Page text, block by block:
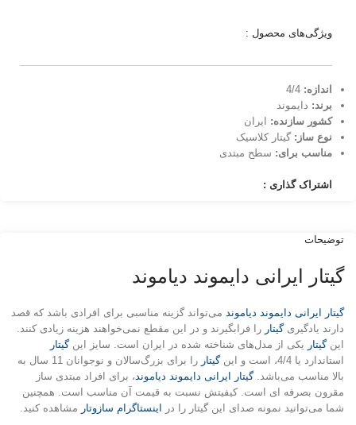
ویژگی‌های محصول :
اندازه:
برند: دایموند
کشور سازنده: ایران
نوع ساز: گیتار کلاسیک
مناسب برای:‌ سطح مبتدی
اشتراک گذاری :
توضیحات
گیتار ایرانی دایموند دیاموند
گیتار ایرانی دایموند دیاموند می‌تواند گزینه مناسبی برای افرادی باشد که قصد
دارند یادگیریگیتار را فرابگیرند و در این مقطع نمی‌خواهند هزینه زیادی کنند.
اینگیتار یکی از مدل‌های شناخته شده در ایران است. سایز اینگیتار
استاندارد یا 4/4، است و این
گیتار
را برای بزرگ‌سالان و نوجوانان 11 سال به
بالا مناسب می‌باشد.گیتار ایرانی دایموند دیاموند ، برای افراد مبتدی ساز
مقرون بصرفه ای است. کیفیتش نسبت به قیمت آن مناسب است. همچنین
شما می‌توانید نمونه صدای این گیتار را در
اینستاگرام سازوتار مشاهده کنید.